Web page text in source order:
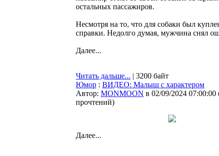
остальных пассажиров.
Несмотря на то, что для собаки был
справки. Недолго думая, мужчина снял
Далее...
Читать дальше... | 3200 байт
Юмор : ВИДЕО: Малыш с характером
Автор: MONMOON в 02/09/2024 07:00:00
прочтений)
Далее...